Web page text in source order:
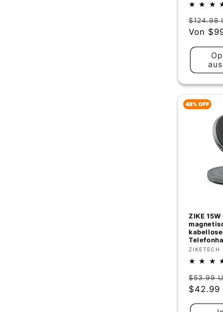
Preis
$124.98
Von
ZIKE
Anbieter:
ZIKETECH
Preis
$53.99
$42.99